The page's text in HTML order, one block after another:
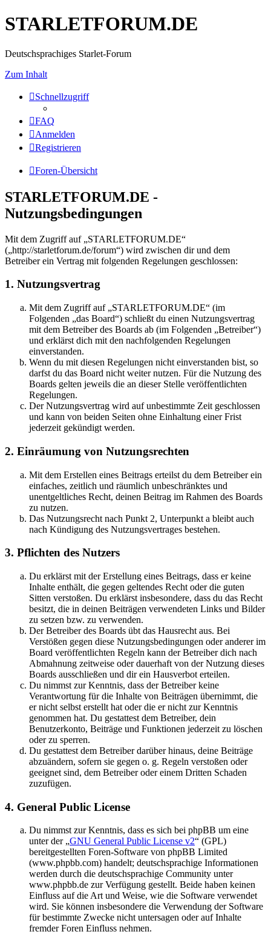
STARLETFORUM.DE
Deutschsprachiges Starlet-Forum
Zum Inhalt
Schnellzugriff
FAQ
Anmelden
Registrieren
Foren-Übersicht
STARLETFORUM.DE -
Nutzungsbedingungen
Mit dem Zugriff auf „STARLETFORUM.DE“
(„http://starletforum.de/forum“) wird zwischen dir und dem
Betreiber ein Vertrag mit folgenden Regelungen geschlossen:
1. Nutzungsvertrag
Mit dem Zugriff auf „STARLETFORUM.DE“ (im
Folgenden „das Board“) schließt du einen Nutzungsvertrag
mit dem Betreiber des Boards ab (im Folgenden „Betreiber“)
und erklärst dich mit den nachfolgenden Regelungen
einverstanden.
Wenn du mit diesen Regelungen nicht einverstanden bist, so
darfst du das Board nicht weiter nutzen. Für die Nutzung des
Boards gelten jeweils die an dieser Stelle veröffentlichten
Regelungen.
Der Nutzungsvertrag wird auf unbestimmte Zeit geschlossen
und kann von beiden Seiten ohne Einhaltung einer Frist
jederzeit gekündigt werden.
2. Einräumung von Nutzungsrechten
Mit dem Erstellen eines Beitrags erteilst du dem Betreiber ein
einfaches, zeitlich und räumlich unbeschränktes und
unentgeltliches Recht, deinen Beitrag im Rahmen des Boards
zu nutzen.
Das Nutzungsrecht nach Punkt 2, Unterpunkt a bleibt auch
nach Kündigung des Nutzungsvertrages bestehen.
3. Pflichten des Nutzers
Du erklärst mit der Erstellung eines Beitrags, dass er keine
Inhalte enthält, die gegen geltendes Recht oder die guten
Sitten verstoßen. Du erklärst insbesondere, dass du das Recht
besitzt, die in deinen Beiträgen verwendeten Links und Bilder
zu setzen bzw. zu verwenden.
Der Betreiber des Boards übt das Hausrecht aus. Bei
Verstößen gegen diese Nutzungsbedingungen oder anderer im
Board veröffentlichten Regeln kann der Betreiber dich nach
Abmahnung zeitweise oder dauerhaft von der Nutzung dieses
Boards ausschließen und dir ein Hausverbot erteilen.
Du nimmst zur Kenntnis, dass der Betreiber keine
Verantwortung für die Inhalte von Beiträgen übernimmt, die
er nicht selbst erstellt hat oder die er nicht zur Kenntnis
genommen hat. Du gestattest dem Betreiber, dein
Benutzerkonto, Beiträge und Funktionen jederzeit zu löschen
oder zu sperren.
Du gestattest dem Betreiber darüber hinaus, deine Beiträge
abzuändern, sofern sie gegen o. g. Regeln verstoßen oder
geeignet sind, dem Betreiber oder einem Dritten Schaden
zuzufügen.
4. General Public License
Du nimmst zur Kenntnis, dass es sich bei phpBB um eine
unter der „GNU General Public License v2“ (GPL)
bereitgestellten Foren-Software von phpBB Limited
(www.phpbb.com) handelt; deutschsprachige Informationen
werden durch die deutschsprachige Community unter
www.phpbb.de zur Verfügung gestellt. Beide haben keinen
Einfluss auf die Art und Weise, wie die Software verwendet
wird. Sie können insbesondere die Verwendung der Software
für bestimmte Zwecke nicht untersagen oder auf Inhalte
fremder Foren Einfluss nehmen.